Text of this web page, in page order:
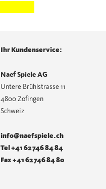
Ihr Kundenservice:
Naef Spiele AG
Untere Brühlstrasse 11
4800 Zofingen
Schweiz
info@naefspiele.ch
Tel +41 62 746 84 84
Fax +41 62 746 84 80